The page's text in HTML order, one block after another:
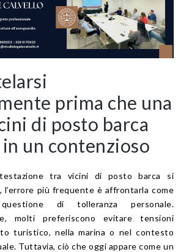
prima che una
di posto barca
un contenzioso
tra vicini di posto barca si
l’errore più frequente è affrontarla come
di tolleranza personale.
molti preferiscono evitare tensioni
turistico, nella marina o nel contesto
Tuttavia, ciò che oggi appare come un